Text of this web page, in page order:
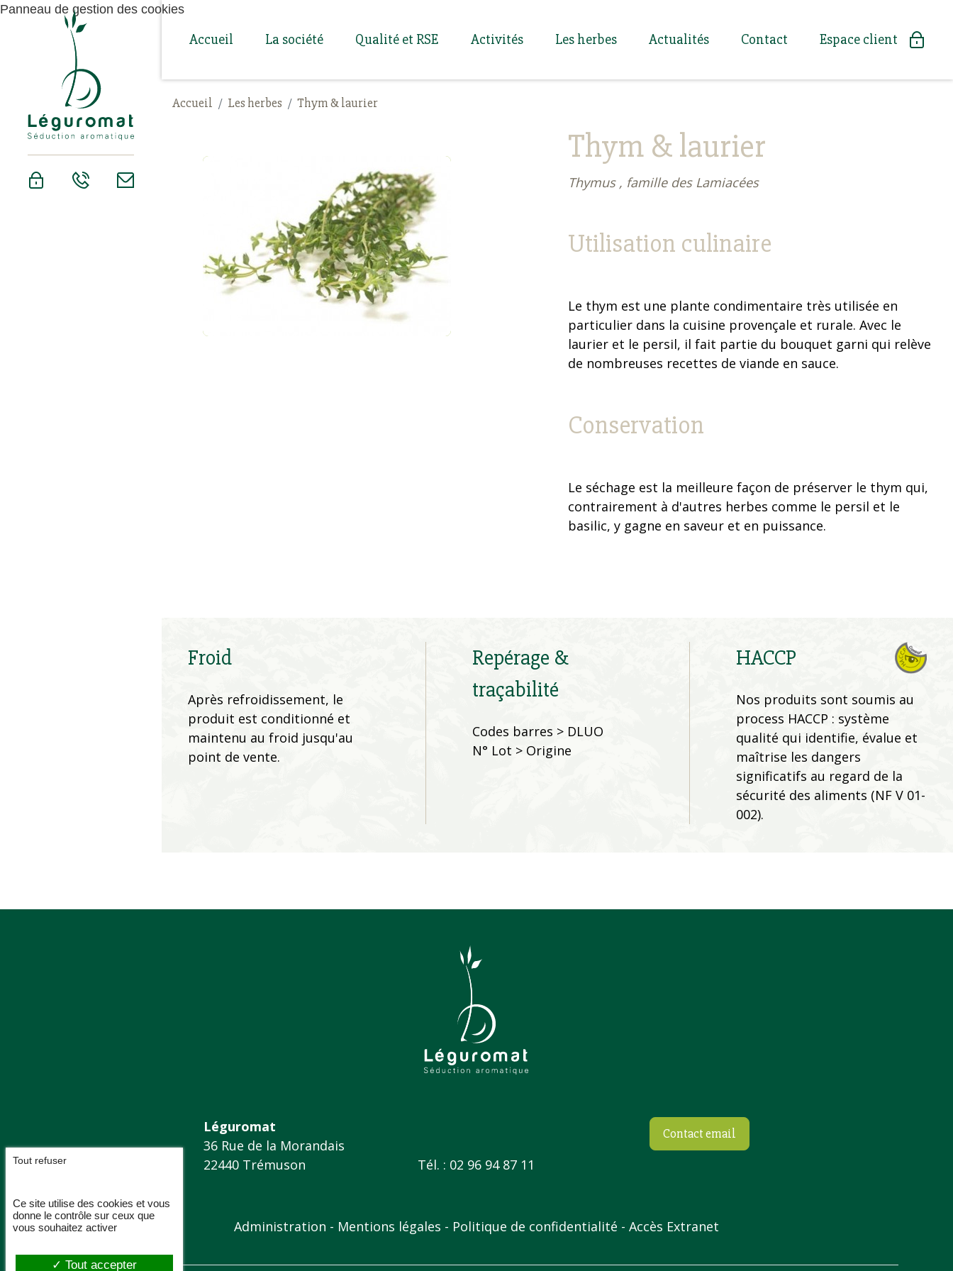
Accueil La société Qualité et RSE Activités Les herbes Actualités Contact Espace client
Accueil Les herbes Thym & laurier
Thym & laurier
Thymus , famille des Lamiacées
Utilisation culinaire
Le thym est une plante condimentaire très utilisée en
particulier dans la cuisine provençale et rurale. Avec le
laurier et le persil, il fait partie du bouquet garni qui relève
de nombreuses recettes de viande en sauce.
Conservation
Le séchage est la meilleure façon de préserver le thym qui,
contrairement à d'autres herbes comme le persil et le
basilic, y gagne en saveur et en puissance.
Froid
Après refroidissement, le
produit est conditionné et
maintenu au froid jusqu'au
point de vente.
Repérage &
traçabilité
Codes barres > DLUO
N° Lot > Origine
HACCP
Nos produits sont soumis au
process HACCP : système
qualité qui identifie, évalue et
maîtrise les dangers
significatifs au regard de la
sécurité des aliments (NF V 01-
002).
Léguromat
36 Rue de la Morandais
22440 Trémuson
Tél. : 02 96 94 87 11
Contact email
Administration Mentions légales Politique de confidentialité Accès Extranet
Panneau de gestion des cookies
Ce site utilise des cookies et vous
donne le contrôle sur ceux que
vous souhaitez activer
Tout accepter
Tout refuser